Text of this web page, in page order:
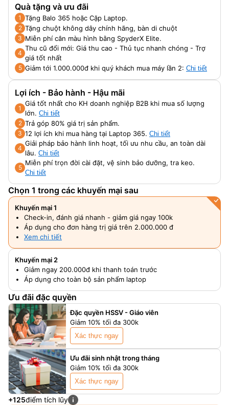
ComfortView
Quà tặng và ưu đãi
1 Tặng Balo 365 hoặc Cặp Laptop.
2 Tặng chuột không dây chính hãng, bàn di chuột
3 Miễn phí cân màu hình bằng SpyderX Elite.
4
Thu cũ đổi mới: Giá thu cao - Thủ tục nhanh chóng - Trợ
giá tốt nhất
5 Giảm tới 1.000.000đ khi quý khách mua máy lần 2: Chi tiết
Lợi ích - Bảo hành - Hậu mãi
1
Giá tốt nhất cho KH doanh nghiệp B2B khi mua số lượng
lớn. Chi tiết
2 Trả góp 80% giá trị sản phẩm.
3 12 lợi ích khi mua hàng tại Laptop 365. Chi tiết
4
Giải pháp bảo hành linh hoạt, tối ưu nhu cầu, an toàn dài
lâu. Chi tiết
5
Miễn phí trọn đời cài đặt, vệ sinh bảo dưỡng, tra keo.
Chi tiết
Chọn 1 trong các khuyến mại sau
Khuyến mại 1
Check-in, đánh giá nhanh - giảm giá ngay 100k
Áp dụng cho đơn hàng trị giá trên 2.000.000 đ
Xem chi tiết
Khuyến mại 2
Giảm ngay 200.000đ khi thanh toán trước
Áp dụng cho toàn bộ sản phẩm laptop
Ưu đãi đặc quyền
Đặc quyền HSSV - Giáo viên
Giảm 10% tối đa 300k
Xác thực ngay
Ưu đãi sinh nhật trong tháng
Giảm 10% tối đa 300k
Xác thực ngay
+125điểm tích lũy